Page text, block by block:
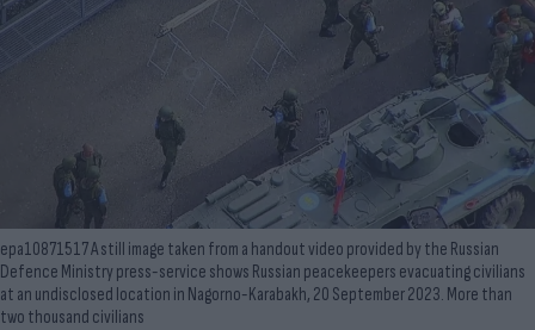
epa10871517 A still image taken from a handout video provided by the Russian
Defence Ministry press-service shows Russian peacekeepers evacuating civilians
at an undisclosed location in Nagorno-Karabakh, 20 September 2023. More than
two thousand civilians